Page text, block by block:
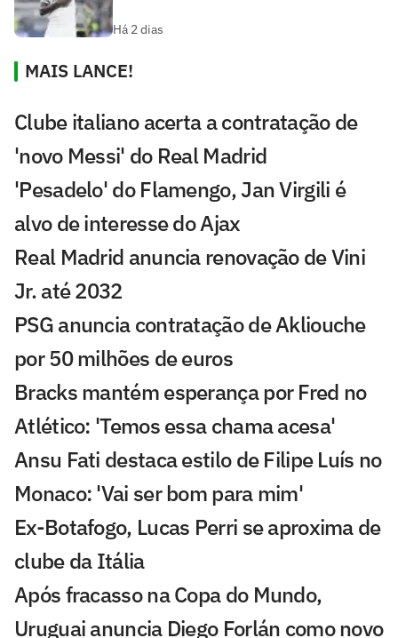
Há 2 dias
MAIS LANCE!
Clube italiano acerta a contratação de
'novo Messi' do Real Madrid
'Pesadelo' do Flamengo, Jan Virgili é
alvo de interesse do Ajax
Real Madrid anuncia renovação de Vini
Jr. até 2032
PSG anuncia contratação de Akliouche
por 50 milhões de euros
Bracks mantém esperança por Fred no
Atlético: 'Temos essa chama acesa'
Ansu Fati destaca estilo de Filipe Luís no
Monaco: 'Vai ser bom para mim'
Ex-Botafogo, Lucas Perri se aproxima de
clube da Itália
Após fracasso na Copa do Mundo,
Uruguai anuncia Diego Forlán como novo